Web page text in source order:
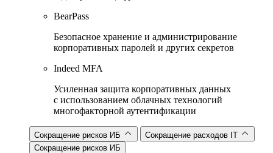
BearPass
Безопасное хранение и администрирование
корпоративных паролей и других секретов
Indeed MFA
Усиленная защита корпоративных данных
с использованием облачных технологий
многофакторной аутентификации
Сокращение рисков ИБ
Сокращение расходов IT
Сокращение рисков ИБ